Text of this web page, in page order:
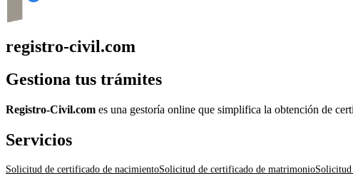
registro-civil.com
Gestiona tus trámites
Registro-Civil.com es una gestoría online que simplifica la obtención de
Servicios
Solicitud de certificado de nacimientoSolicitud de certificado de matrimonio